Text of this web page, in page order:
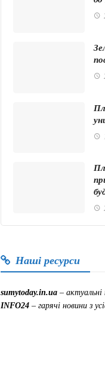
Наші ресурси
sumytoday.in.ua –
INFO24 – гарячі новини з